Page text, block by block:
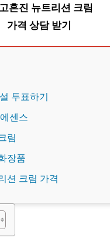
고혼진 뉴트리션 크림
가격 상담 받기
투표하기
센스
림
장품
션 크림 가격